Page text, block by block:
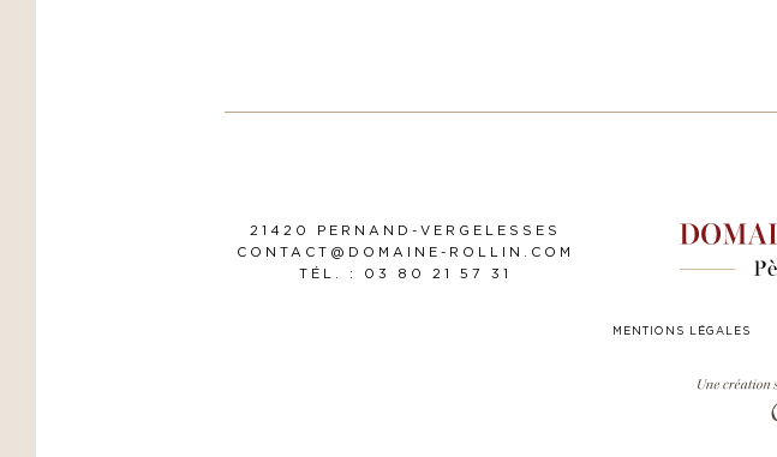
21420 PERNAND-VERGELESSES
CONTACT@DOMAINE-ROLLIN.COM
TÉL. : 03 80 21 57 31
MENTIONS LÉGALES